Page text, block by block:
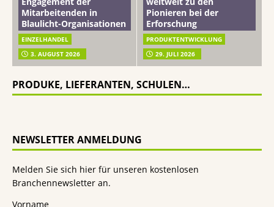
Mitarbeitenden in
Blaulicht-Organisationen
EINZELHANDEL
3. AUGUST 2026
Pionieren bei der
Erforschung
PRODUKTENTWICKLUNG
29. JULI 2026
PRODUKE, LIEFERANTEN, SCHULEN…
NEWSLETTER ANMELDUNG
Melden Sie sich hier für unseren kostenlosen
Branchennewsletter an.
Vorname